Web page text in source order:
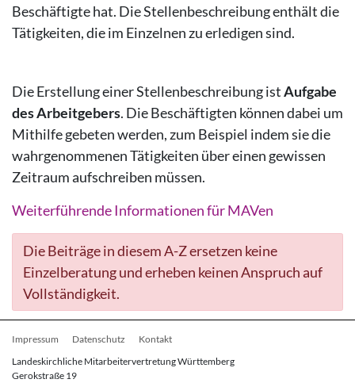
Beschäftigte hat. Die Stellenbeschreibung enthält die
Tätigkeiten, die im Einzelnen zu erledigen sind.
Die Erstellung einer Stellenbeschreibung istAufgabe
des Arbeitgebers. Die Beschäftigten können dabei um
Mithilfe gebeten werden, zum Beispiel indem sie die
wahrgenommenen Tätigkeiten über einen gewissen
Zeitraum aufschreiben müssen.
Weiterführende Informationen für MAVen
Die Beiträge in diesem A-Z ersetzen keine
Einzelberatung und erheben keinen Anspruch auf
Vollständigkeit.
Fußbereichsmenü
Impressum Datenschutz
Kontakt
Landeskirchliche Mitarbeitervertretung Württemberg
Gerokstraße 19